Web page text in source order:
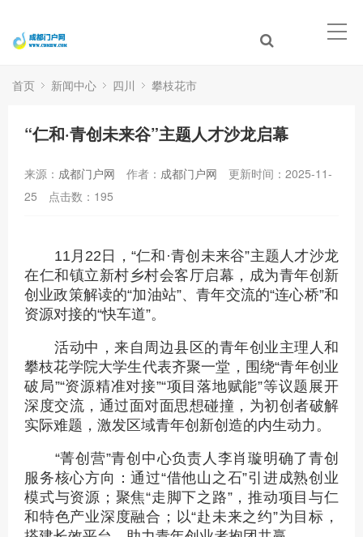
首页 新闻中心 四川 攀枝花市
“仁和·青创未来谷”主题人才沙龙启幕
来源： 成都门户网 作者： 成都门户网
更新时间：2025-11-
25
点击数： 195
11月22日，“仁和·青创未来谷”主题人才沙龙
在仁和镇立新村乡村会客厅启幕，成为青年创新
创业政策解读的“加油站”、青年交流的“连心桥”和
资源对接的“快车道”。
活动中，来自周边县区的青年创业主理人和
攀枝花学院大学生代表齐聚一堂，围绕“青年创业
破局”“资源精准对接”“项目落地赋能”等议题展开
深度交流，通过面对面思想碰撞，为初创者破解
实际难题，激发区域青年创新创造的内生动力。
“菁创营”青创中心负责人李肖璇明确了青创
服务核心方向：通过“借他山之石”引进成熟创业
模式与资源；聚焦“走脚下之路”，推动项目与仁
和特色产业深度融合；以“赴未来之约”为目标，